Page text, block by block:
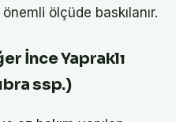
ölçüde baskılanır.
İnce Yapraklı
ssp.)